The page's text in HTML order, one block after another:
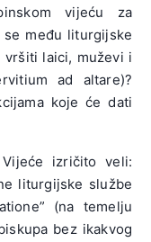
vijeću za
se među liturgijske
vršiti laici, muževi i
ad altare)?
koje će dati
izričito veli:
liturgijske službe
(na temelju
bez ikakvog